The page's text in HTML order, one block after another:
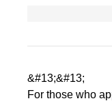
&#13;&#13;
For those who